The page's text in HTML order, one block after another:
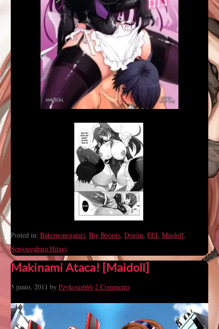
Posted in:Bakemonogatari,Big Breasts,Doujin,FEI,Maidoll,
Senjougahara Hitagi
Makinami Ataca! [Maidoll]
5 junio, 2011 byPzykosis666 2 Comments